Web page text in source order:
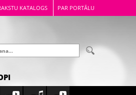
KATALOGS PAR PORTĀLU